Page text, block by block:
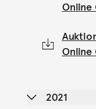
Online
Online
2021